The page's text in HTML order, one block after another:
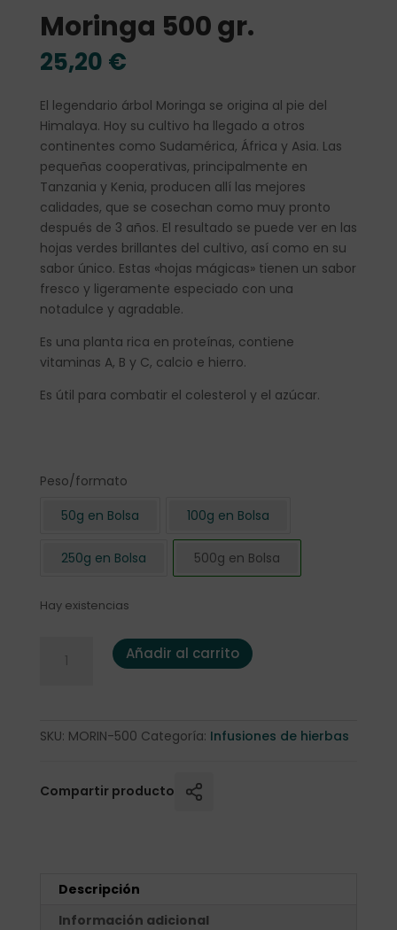
Moringa 500 gr.
25,20 €
El legendario árbol Moringa se origina al pie del
Himalaya. Hoy su cultivo ha llegado a otros
continentes como Sudamérica, África y Asia. Las
pequeñas cooperativas, principalmente en
Tanzania y Kenia, producen allí las mejores
calidades, que se cosechan como muy pronto
después de 3 años. El resultado se puede ver en las
hojas verdes brillantes del cultivo, así como en su
sabor único. Estas «hojas mágicas» tienen un sabor
fresco y ligeramente especiado con una
notadulce y agradable.
Es una planta rica en proteínas, contiene
vitaminas A, B y C, calcio e hierro.
Es útil para combatir el colesterol y el azúcar.
Peso/formato
50g en Bolsa
100g en Bolsa
250g en Bolsa 500g en Bolsa
Hay existencias
Moringa 500 gr. cantidad
Añadir al carrito
SKU: MORIN-500 Categoría: Infusiones de hierbas
Compartir producto
Descripción
Información adicional